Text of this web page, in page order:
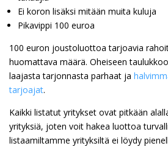
Ei koron lisäksi mitään muita kuluja
Pikavippi 100 euroa
100 euron joustoluottoa tarjoavia
huomattava määrä. Oheiseen
laajasta tarjonnasta parhaat ja
tarjoajat.
Kaikki listatut yritykset ovat pitkään
yrityksiä, joten voit hakea luottoa
listaamiltamme yrityksiltä ei löydy